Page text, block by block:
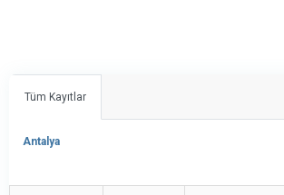
Tüm Kayıtlar
Antalya